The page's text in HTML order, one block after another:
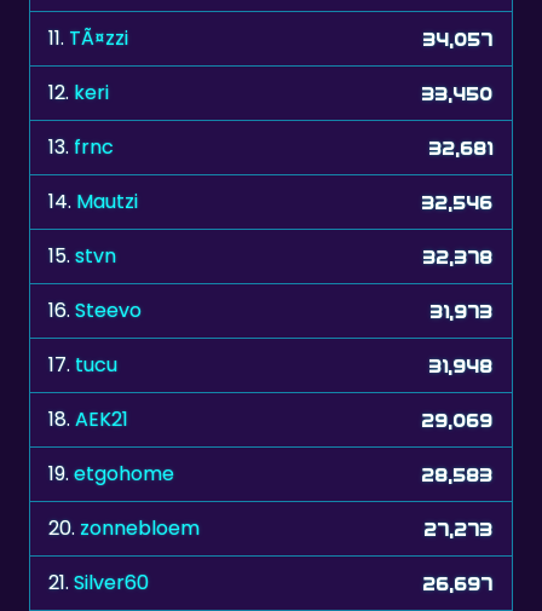
11. TÃ¤zzi 34,057
12. keri 33,450
13.frnc 32,681
14. Mautzi 32,546
15.stvn 32,378
16.Steevo 31,973
17.tucu 31,948
18.AEK21 29,069
19.etgohome 28,583
20.zonnebloem 27,273
21.Silver60 26,697